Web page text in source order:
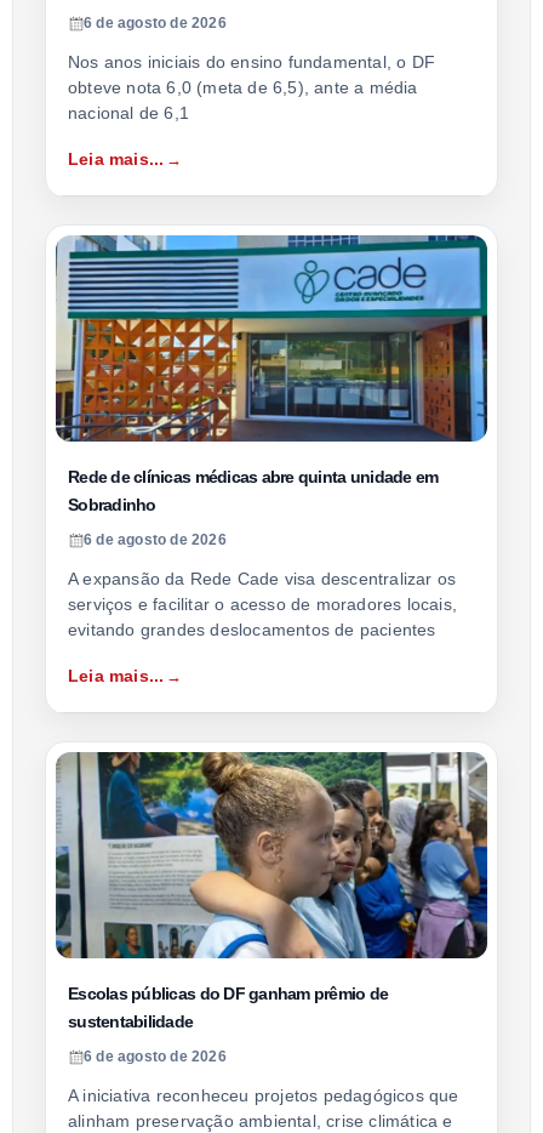
6 de agosto de 2026
Nos anos iniciais do ensino fundamental, o DF
obteve nota 6,0 (meta de 6,5), ante a média
nacional de 6,1
Leia mais...
Rede de clínicas médicas abre quinta unidade em
Sobradinho
6 de agosto de 2026
A expansão da Rede Cade visa descentralizar os
serviços e facilitar o acesso de moradores locais,
evitando grandes deslocamentos de pacientes
Leia mais...
Escolas públicas do DF ganham prêmio de
sustentabilidade
6 de agosto de 2026
A iniciativa reconheceu projetos pedagógicos que
alinham preservação ambiental, crise climática e